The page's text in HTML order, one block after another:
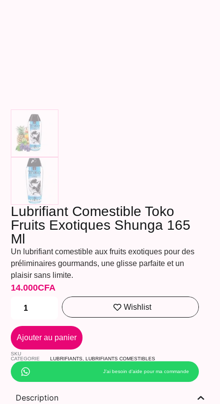
Lubrifiant Comestible Toko
Fruits Exotiques Shunga 165
Ml
Un lubrifiant comestible aux fruits exotiques pour des
préliminaires gourmands, une glisse parfaite et un
plaisir sans limite.
14.000CFA
Wishlist
Ajouter au panier
SKU
CATEGORIE
LUBRIFIANTS, LUBRIFIANTS COMESTIBLES
J’ai besoin d’aide pour ma commande
Description